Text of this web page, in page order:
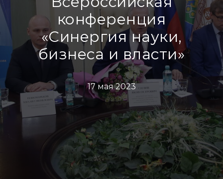
конференция
«Синергия науки,
бизнеса и власти»
17 мая 2023